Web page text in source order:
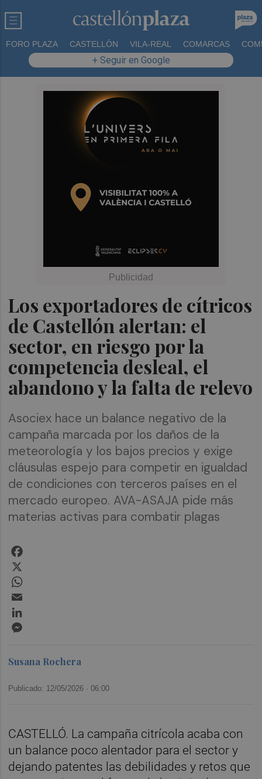
FORO PLAZA CASTELLÓN VILA-REAL COMARCAS
+ Seguir en Google
Los exportadores de cítricos
de Castellón alertan: el
sector, en riesgo por la
competencia desleal, el
abandono y la falta de relevo
Asociex hace un balance negativo de la
campaña marcada por los daños de la
meteorología y los bajos precios y exige
cláusulas espejo para competir en igualdad
de condiciones con terceros países en el
mercado europeo. AVA-ASAJA pide más
materias activas para combatir plagas
Susana Rochera
Publicado: 12/05/2026 ·06:00
CASTELLÓ. La campaña citrícola acaba con
un balance poco alentador para el sector y
dejando patentes las debilidades y retos que